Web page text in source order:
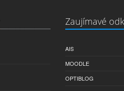
Zaujímavé
AIS
MOODLE
OPTIBLOG